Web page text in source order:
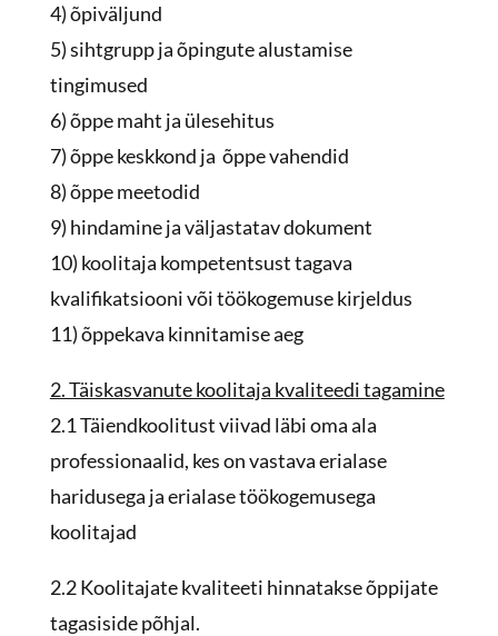
4) õpiväljund
5) sihtgrupp ja õpingute alustamise
tingimused
6) õppe maht ja ülesehitus
7) õppe keskkond ja õppe vahendid
8) õppe meetodid
9) hindamine ja väljastatav dokument
10) koolitaja kompetentsust tagava
kvalifikatsiooni või töökogemuse kirjeldus
11) õppekava kinnitamise aeg
2. Täiskasvanute koolitaja kvaliteedi tagamine
2.1 Täiendkoolitust viivad läbi oma ala
professionaalid, kes on vastava erialase
haridusega ja erialase töökogemusega
koolitajad
2.2 Koolitajate kvaliteeti hinnatakse õppijate
tagasiside põhjal.